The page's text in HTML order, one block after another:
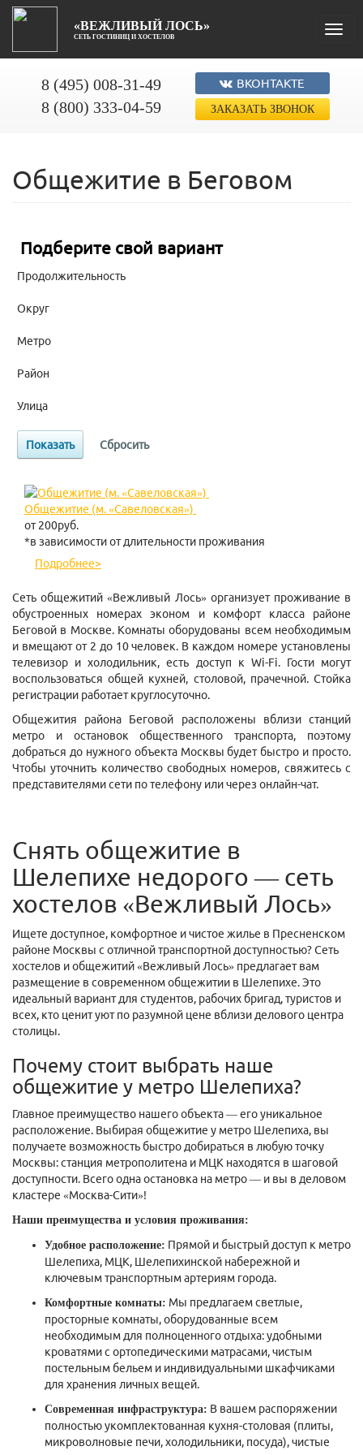
8 (495) 008-31-49
8 (800) 333-04-59
ВКОНТАКТЕ
ЗАКАЗАТЬ ЗВОНОК
«ВЕЖЛИВЫЙ ЛОСЬ»
СЕТЬ ГОСТИНИЦ И ХОСТЕЛОВ
Общежитие в Беговом
Подберите свой вариант
Продолжительность
Округ
Метро
Район
Улица
Общежитие (м. «Савеловская»)
от200руб.
*в зависимости от длительности проживания
Подробнее>
Сеть общежитий «Вежливый Лось» организует проживание в
обустроенных номерах эконом и комфорт класса районе
Беговой в Москве. Комнаты оборудованы всем необходимым
и вмещают от 2 до 10 человек. В каждом номере установлены
телевизор и холодильник, есть доступ к Wi-Fi. Гости могут
воспользоваться общей кухней, столовой, прачечной. Стойка
регистрации работает круглосуточно.
Общежития района Беговой расположены вблизи станций
метро и остановок общественного транспорта, поэтому
добраться до нужного объекта Москвы будет быстро и просто.
Чтобы уточнить количество свободных номеров, свяжитесь с
представителями сети по телефону или через онлайн-чат.
Снять общежитие в
Шелепихе недорого — сеть
хостелов «Вежливый Лось»
Ищете доступное, комфортное и чистое жилье в Пресненском
районе Москвы с отличной транспортной доступностью? Сеть
хостелов и общежитий «Вежливый Лось» предлагает вам
размещение в современномобщежитии в Шелепихе. Это
идеальный вариант для студентов, рабочих бригад, туристов и
всех, кто ценит уют по разумной цене вблизи делового центра
столицы.
Почему стоит выбрать наше
общежитие у метро Шелепиха?
Главное преимущество нашего объекта — его уникальное
расположение. Выбирая общежитие у метро Шелепиха, вы
получаете возможность быстро добираться в любую точку
Москвы: станция метрополитена и МЦК находятся в шаговой
доступности. Всего одна остановка на метро — и вы в деловом
кластере «Москва-Сити»!
Наши преимущества и условия проживания:
Удобное расположение: Прямой и быстрый доступ к метро
Шелепиха, МЦК, Шелепихинской набережной и
ключевым транспортным артериям города.
Комфортные комнаты: Мы предлагаем светлые,
просторные комнаты, оборудованные всем
необходимым для полноценного отдыха: удобными
кроватями с ортопедическими матрасами, чистым
постельным бельем и индивидуальными шкафчиками
для хранения личных вещей.
Современная инфраструктура: В вашем распоряжении
полностью укомплектованная кухня-столовая (плиты,
микроволновые печи, холодильники, посуда), чистые